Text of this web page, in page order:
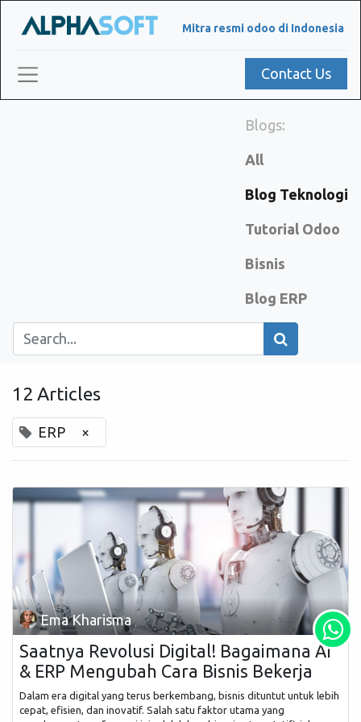
Mitra resmi odoo di Indonesia
Contact Us
Blogs:
All
Blog Teknologi
Tutorial Odoo
Bisnis
Blog ERP
12 Articles
ERP ×
Ema Kharisma
Saatnya Revolusi Digital! Bagaimana AI
& ERP Mengubah Cara Bisnis Bekerja
Dalam era digital yang terus berkembang, bisnis dituntut untuk lebih
cepat, efisien, dan inovatif. Salah satu faktor utama yang